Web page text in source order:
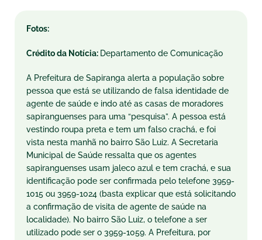
Fotos:
Crédito da Notícia: Departamento de Comunicação
A Prefeitura de Sapiranga alerta a população sobre
pessoa que está se utilizando de falsa identidade de
agente de saúde e indo até as casas de moradores
sapiranguenses para uma “pesquisa”. A pessoa está
vestindo roupa preta e tem um falso crachá, e foi
vista nesta manhã no bairro São Luiz. A Secretaria
Municipal de Saúde ressalta que os agentes
sapiranguenses usam jaleco azul e tem crachá, e sua
identificação pode ser confirmada pelo telefone 3959-
1015 ou 3959-1024 (basta explicar que está solicitando
a confirmação de visita de agente de saúde na
localidade). No bairro São Luiz, o telefone a ser
utilizado pode ser o 3959-1059. A Prefeitura, por